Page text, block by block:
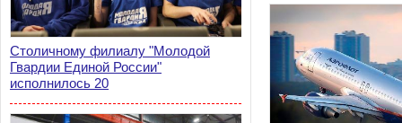
Столичному филиалу "Молодой
Гвардии Единой России"
исполнилось 20